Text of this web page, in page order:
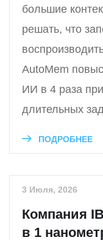
большие
решать, что
AutoMem
ИИ в 4 раза
длительных
ПОДРОБНЕЕ
3 Июля, 2026
Компания
в 1